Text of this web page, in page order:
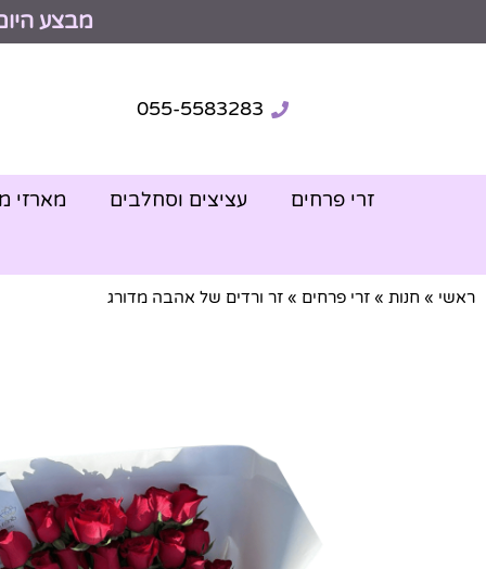
מבצע
055-5583283
זרי פרחים עציצים וסחלבים מארזי
ראשי » חנות » זרי פרחים » זר ורדים של אהבה מדורג